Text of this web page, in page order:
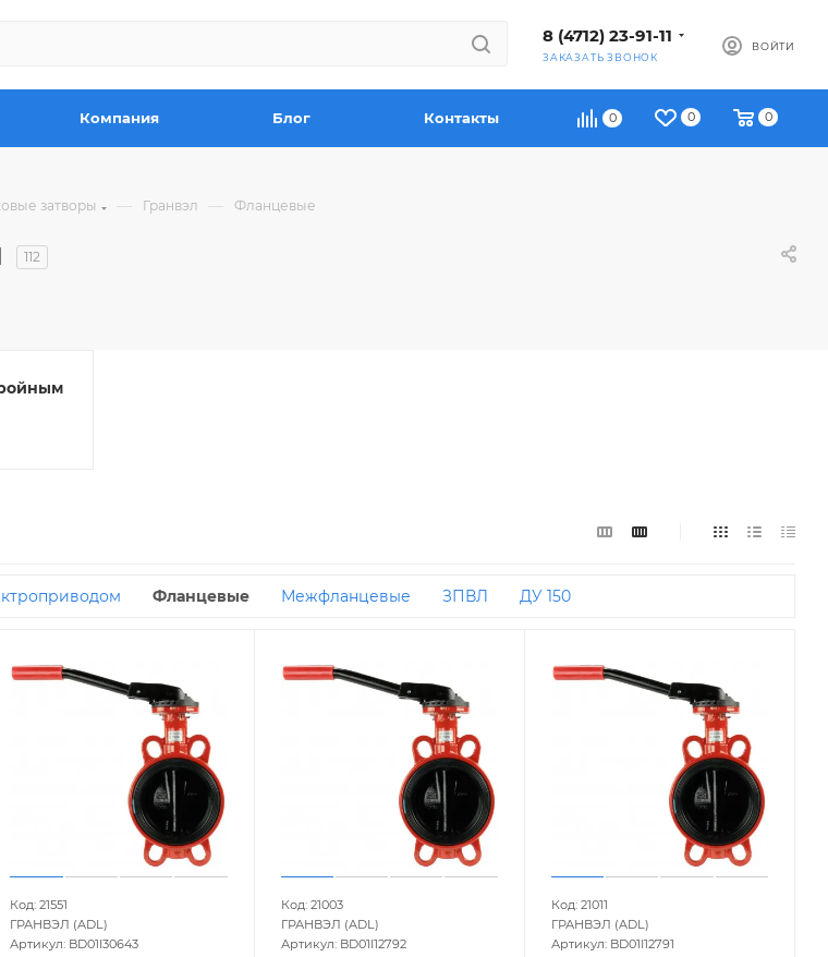
8 (4712) 23-91-11
ЗАКАЗАТЬ ЗВОНОК
ВОЙТИ
0 0 0
Компания Блог Контакты
затворы — Гранвэл — Фланцевые
112
Фланцевые Межфланцевые ЗПВЛ ДУ 150
Код: 21551
ГРАНВЭЛ (ADL)
Артикул: BD01I30643
Код: 21003
ГРАНВЭЛ (ADL)
Артикул: BD01I12792
Код: 21011
ГРАНВЭЛ (ADL)
Артикул: BD01I12791